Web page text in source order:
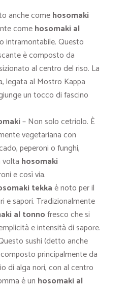
anche comehosomaki
comehosomaki al
intramontabile. Questo
è composto da
al centro del riso. La
legata al Mostro Kappa
un tocco di fascino
– Non solo cetriolo. È
vegetariana con
peperoni o funghi,
hosomaki
e così via.
tekkaè noto per il
e sapori. Tradizionalmente
al tonnofresco che si
e intensità di sapore.
sushi (detto anche
principalmente da
di alga nori, con al centro
è un hosomaki al